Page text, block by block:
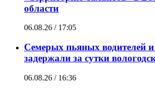
области
06.08.26 / 17:05
Семерых пьяных водителей и
задержали за сутки
06.08.26 / 16:36